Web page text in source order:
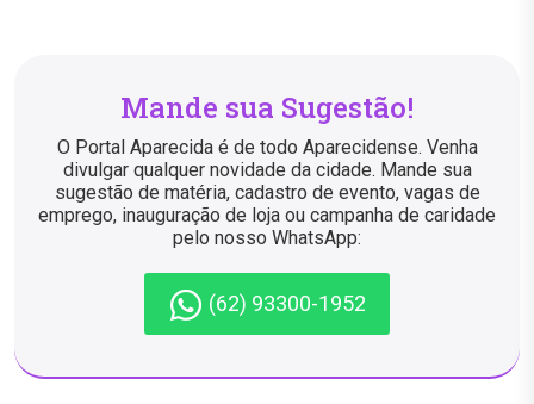
Mande sua Sugestão!
O Portal Aparecida é de todo Aparecidense. Venha
divulgar qualquer novidade da cidade. Mande sua
sugestão de matéria, cadastro de evento, vagas de
emprego, inauguração de loja ou campanha de caridade
pelo nosso WhatsApp:
(62) 93300-1952